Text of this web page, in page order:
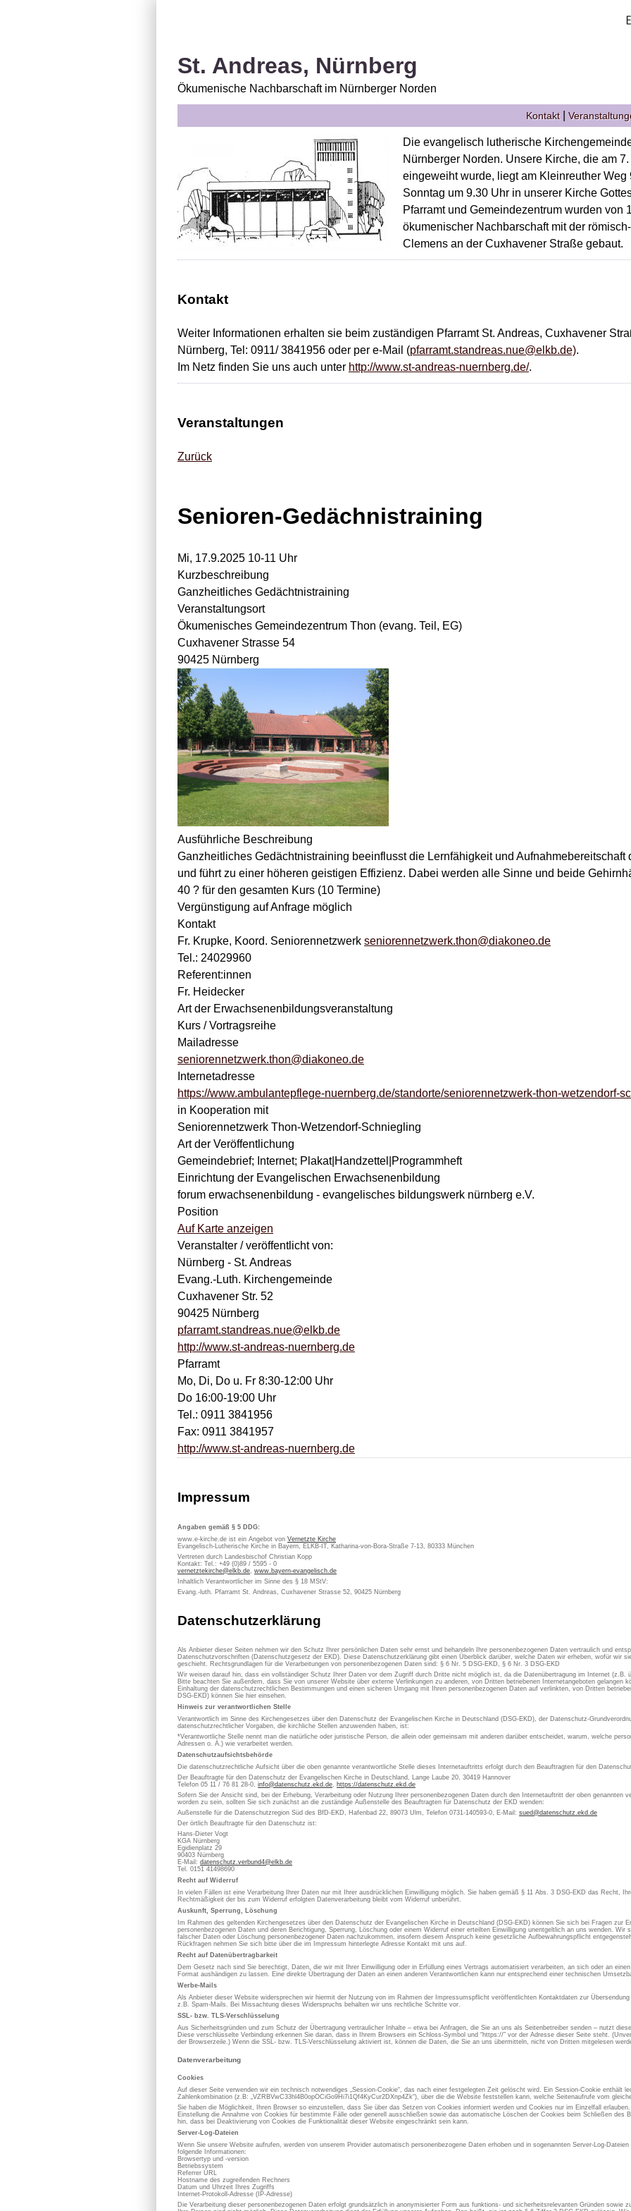
St. Andreas, Nürnberg
Ökumenische Nachbarschaft im Nürnberger Norden
Kontakt|
Die evangelisch lutherische
Nürnberger Norden. Unsere Kirche, die am
eingeweiht wurde, liegt am Kleinreuther Weg
Sonntag um 9.30 Uhr in unserer Kirche
Pfarramt und Gemeindezentrum wurden von
ökumenischer Nachbarschaft mit der
Clemens an der Cuxhavener Straße gebaut.
Kontakt
Weiter Informationen erhalten sie beim zuständigen Pfarramt St. Andreas, Cuxhavener
Nürnberg, Tel: 0911/ 3841956 oder per e-Mail (pfarramt.standreas.nue@elkb.de).
Im Netz finden Sie uns auch unter http://www.st-andreas-nuernberg.de/.
Veranstaltungen
Zurück
Senioren-Gedächnistraining
Mi, 17.9.2025 10-11 Uhr
Kurzbeschreibung
Ganzheitliches Gedächtnistraining
Veranstaltungsort
Ökumenisches Gemeindezentrum Thon (evang. Teil, EG)
Cuxhavener Strasse 54
90425 Nürnberg
Ausführliche Beschreibung
Ganzheitliches Gedächtnistraining beeinflusst die Lernfähigkeit und Aufnahmebereitschaft
und führt zu einer höheren geistigen Effizienz. Dabei werden alle Sinne und beide
40 ? für den gesamten Kurs (10 Termine)
Vergünstigung auf Anfrage möglich
Kontakt
Fr. Krupke, Koord. Seniorennetzwerk seniorennetzwerk.thon@diakoneo.de
Tel.: 24029960
Referent:innen
Fr. Heidecker
Art der Erwachsenenbildungsveranstaltung
Kurs / Vortragsreihe
Mailadresse
seniorennetzwerk.thon@diakoneo.de
Internetadresse
https://www.ambulantepflege-nuernberg.de/standorte/seniorennetzwerk-thon-wetzendorf-
in Kooperation mit
Seniorennetzwerk Thon-Wetzendorf-Schniegling
Art der Veröffentlichung
Gemeindebrief; Internet; Plakat|Handzettel|Programmheft
Einrichtung der Evangelischen Erwachsenenbildung
forum erwachsenenbildung - evangelisches bildungswerk nürnberg e.V.
Position
Auf Karte anzeigen
Veranstalter / veröffentlicht von:
Nürnberg - St. Andreas
Evang.-Luth. Kirchengemeinde
Cuxhavener Str. 52
90425 Nürnberg
pfarramt.standreas.nue@elkb.de
http://www.st-andreas-nuernberg.de
Pfarramt
Mo, Di, Do u. Fr 8:30-12:00 Uhr
Do 16:00-19:00 Uhr
Tel.: 0911 3841956
Fax: 0911 3841957
http://www.st-andreas-nuernberg.de
Impressum
Angaben gemäß § 5 DDG:
www.e-kirche.de ist ein Angebot von Vernetzte Kirche
Evangelisch-Lutherische Kirche in Bayern, ELKB-IT, Katharina-von-Bora-Straße 7-13, 80333 München
Vertreten durch Landesbischof Christian Kopp
Kontakt: Tel.: +49 (0)89 / 5595 - 0
vernetztekirche@elkb.de, www.bayern-evangelisch.de
Inhaltlich Verantwortlicher im Sinne des § 18 MStV:
Evang.-luth. Pfarramt St. Andreas, Cuxhavener Strasse 52, 90425 Nürnberg
Datenschutzerklärung
Als Anbieter dieser Seiten nehmen wir den Schutz Ihrer persönlichen Daten sehr ernst und behandeln Ihre personenbezogenen Daten vertraulich und
Datenschutzvorschriften (Datenschutzgesetz der EKD). Diese Datenschutzerklärung gibt einen Überblick darüber, welche Daten wir erheben, wofür wir
geschieht. Rechtsgrundlagen für die Verarbeitungen von personenbezogenen Daten sind: § 6 Nr. 5 DSG-EKD, § 6 Nr. 3 DSG-EKD
Wir weisen darauf hin, dass ein vollständiger Schutz Ihrer Daten vor dem Zugriff durch Dritte nicht möglich ist, da die Datenübertragung im Internet (z.B.
Bitte beachten Sie außerdem, dass Sie von unserer Website über externe Verlinkungen zu anderen, von Dritten betriebenen Internetangeboten gelangen
Einhaltung der datenschutzrechtlichen Bestimmungen und einen sicheren Umgang mit Ihren personenbezogenen Daten auf verlinkten, von Dritten
DSG-EKD) können Sie hier einsehen.
Hinweis zur verantwortlichen Stelle
Verantwortlich im Sinne des Kirchengesetzes über den Datenschutz der Evangelischen Kirche in Deutschland (DSG-EKD), der Datenschutz-
datenschutzrechtlicher Vorgaben, die kirchliche Stellen anzuwenden haben, ist:
*Verantwortliche Stelle nennt man die natürliche oder juristische Person, die allein oder gemeinsam mit anderen darüber entscheidet, warum, welche
Adressen o. Ä.) wie verarbeitet werden.
Datenschutzaufsichtsbehörde
Die datenschutzrechtliche Aufsicht über die oben genannte verantwortliche Stelle dieses Internetauftritts erfolgt durch den Beauftragten für den
Der Beauftragte für den Datenschutz der Evangelischen Kirche in Deutschland, Lange Laube 20, 30419 Hannover
Telefon 05 11 / 76 81 28-0, info@datenschutz.ekd.de, https://datenschutz.ekd.de
Sofern Sie der Ansicht sind, bei der Erhebung, Verarbeitung oder Nutzung Ihrer personenbezogenen Daten durch den Internetauftritt der oben genannten
worden zu sein, sollten Sie sich zunächst an die zuständige Außenstelle des Beauftragten für Datenschutz der EKD wenden:
Außenstelle für die Datenschutzregion Süd des BfD-EKD, Hafenbad 22, 89073 Ulm, Telefon 0731-140593-0, E-Mail: sued@datenschutz.ekd.de
Der örtlich Beauftragte für den Datenschutz ist:
Hans-Dieter Vogt
KGA Nürnberg
Egidienplatz 29
90403 Nürnberg
E-Mail: datenschutz.verbund4@elkb.de
Tel. 0151 41498690
Recht auf Widerruf
In vielen Fällen ist eine Verarbeitung Ihrer Daten nur mit Ihrer ausdrücklichen Einwilligung möglich. Sie haben gemäß § 11 Abs. 3 DSG-EKD das Recht,
Rechtmäßigkeit der bis zum Widerruf erfolgten Datenverarbeitung bleibt vom Widerruf unberührt.
Auskunft, Sperrung, Löschung
Im Rahmen des geltenden Kirchengesetzes über den Datenschutz der Evangelischen Kirche in Deutschland (DSG-EKD) können Sie sich bei Fragen zur
personenbezogenen Daten und deren Berichtigung, Sperrung, Löschung oder einem Widerruf einer erteilten Einwilligung unentgeltlich an uns wenden.
falscher Daten oder Löschung personenbezogener Daten nachzukommen, insofern diesem Anspruch keine gesetzliche Aufbewahrungspflicht
Rückfragen nehmen Sie sich bitte über die im Impressum hinterlegte Adresse Kontakt mit uns auf.
Recht auf Datenübertragbarkeit
Dem Gesetz nach sind Sie berechtigt, Daten, die wir mit Ihrer Einwilligung oder in Erfüllung eines Vertrags automatisiert verarbeiten, an sich oder an
Format aushändigen zu lassen. Eine direkte Übertragung der Daten an einen anderen Verantwortlichen kann nur entsprechend einer technischen
Werbe-Mails
Als Anbieter dieser Website widersprechen wir hiermit der Nutzung von im Rahmen der Impressumspflicht veröffentlichten Kontaktdaten zur
z.B. Spam-Mails. Bei Missachtung dieses Widerspruchs behalten wir uns rechtliche Schritte vor.
SSL- bzw. TLS-Verschlüsselung
Aus Sicherheitsgründen und zum Schutz der Übertragung vertraulicher Inhalte – etwa bei Anfragen, die Sie an uns als Seitenbetreiber senden – nutzt
Diese verschlüsselte Verbindung erkennen Sie daran, dass in Ihrem Browsers ein Schloss-Symbol und “https://” vor der Adresse dieser Seite steht.
der Browserzeile.) Wenn die SSL- bzw. TLS-Verschlüsselung aktiviert ist, können die Daten, die Sie an uns übermitteln, nicht von Dritten mitgelesen
Datenverarbeitung
Cookies
Auf dieser Seite verwenden wir ein technisch notwendiges „Session-Cookie“, das nach einer festgelegten Zeit gelöscht wird. Ein Session-Cookie enthält
Zahlenkombination (z.B: „VZRBVwC33hl4B0opOCiGo9Hi7i1Qf4KyCur2DXnp4Zk“), über die die Website feststellen kann, welche Seitenaufrufe vom
Sie haben die Möglichkeit, Ihren Browser so einzustellen, dass Sie über das Setzen von Cookies informiert werden und Cookies nur im Einzelfall
Einstellung die Annahme von Cookies für bestimmte Fälle oder generell ausschließen sowie das automatische Löschen der Cookies beim Schließen des
hin, dass bei Deaktivierung von Cookies die Funktionalität dieser Website eingeschränkt sein kann.
Server-Log-Dateien
Wenn Sie unsere Website aufrufen, werden von unserem Provider automatisch personenbezogene Daten erhoben und in sogenannten Server-Log-
folgende Informationen:
Browsertyp und -version
Betriebssystem
Referrer URL
Hostname des zugreifenden Rechners
Datum und Uhrzeit Ihres Zugriffs
Internet-Protokoll-Adresse (IP-Adresse)
Die Verarbeitung dieser personenbezogenen Daten erfolgt grundsätzlich in anonymisierter Form aus funktions- und sicherheitsrelevanten Gründen sowie